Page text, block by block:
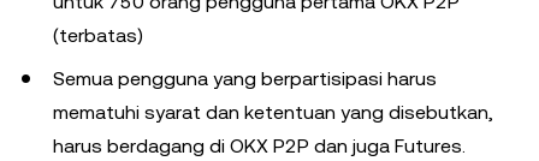
(terbatas)
Semua pengguna yang berpartisipasi harus
mematuhi syarat dan ketentuan yang disebutkan,
harus berdagang di OKX P2P dan juga Futures.